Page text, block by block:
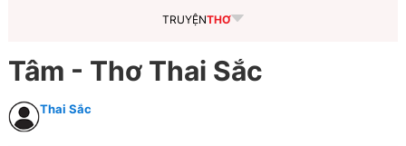
TRUYỆNTHƠ
Tâm - Thơ Thai Sắc
Thai Sắc